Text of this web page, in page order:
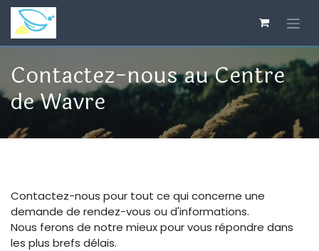
Se rendre au contenu
Contactez-nous au Centre
de Wavre
Contactez-nous pour tout ce qui concerne une
demande de rendez-vous ou d'informations.
Nous ferons de notre mieux pour vous répondre dans
les plus brefs délais.